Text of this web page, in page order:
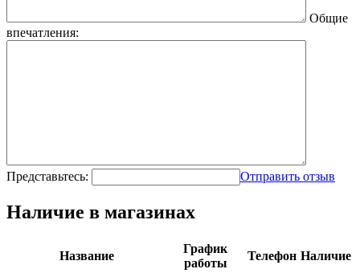
Общие
впечатления:
Представьтесь: Отправить отзыв
Наличие в магазинах
Название
График
работы
Телефон Наличие